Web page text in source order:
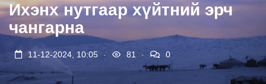
Ихэнх нутгаар хүйтний эрч
чангарна
11-12-2024, 10:05 81 0